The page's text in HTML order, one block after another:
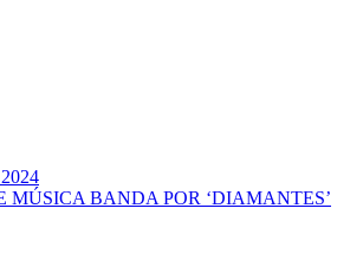
BANDA POR ‘DIAMANTES’